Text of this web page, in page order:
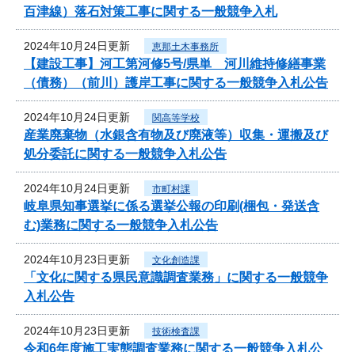
百津線）落石対策工事に関する一般競争入札
2024年10月24日更新 恵那土木事務所
【建設工事】河工第河修5号/県単 河川維持修繕事業
（債務）（前川）護岸工事に関する一般競争入札公告
2024年10月24日更新 関高等学校
産業廃棄物（水銀含有物及び廃液等）収集・運搬及び
処分委託に関する一般競争入札公告
2024年10月24日更新 市町村課
岐阜県知事選挙に係る選挙公報の印刷(梱包・発送含
む)業務に関する一般競争入札公告
2024年10月23日更新 文化創造課
「文化に関する県民意識調査業務」に関する一般競争
入札公告
2024年10月23日更新 技術検査課
令和6年度施工実態調査業務に関する一般競争入札公